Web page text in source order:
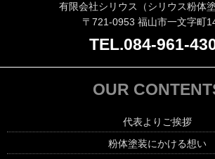
有限会社シリウス（シリウス粉体塗
〒721-0953 福山市一文字町
TEL.084-961-
OUR
代表よりご挨拶
粉体塗装にかける想い